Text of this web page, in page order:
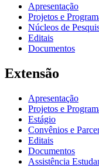
Apresentação
Projetos e
Núcleos de
Editais
Documentos
Extensão
Apresentação
Projetos e
Estágio
Convênios e
Editais
Documentos
Assistência